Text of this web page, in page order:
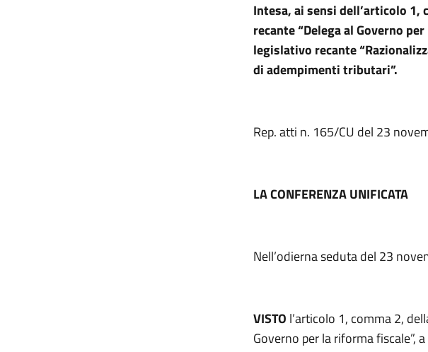
Intesa, ai sensi dell’articolo 1,
recante “Delega al Governo
legislativo recante
di adempimenti tributari”.
Rep. atti n. 165/CU del 23
LA CONFERENZA UNIFICATA
Nell’odierna seduta del 23
VISTO l’articolo 1, comma 2,
Governo per la riforma fiscale”,